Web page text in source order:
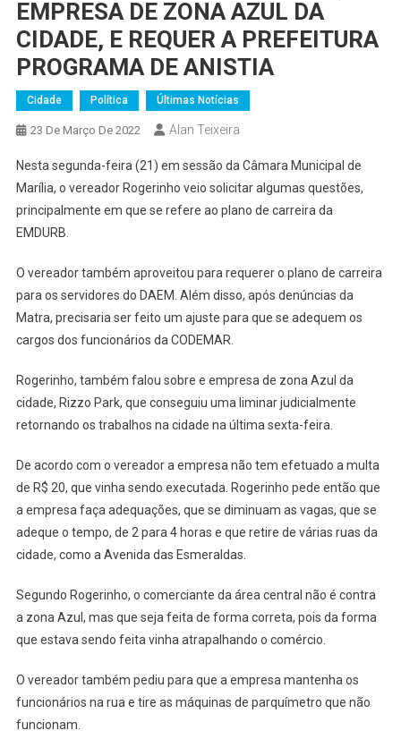
EMPRESA DE ZONA AZUL DA
CIDADE, E REQUER A PREFEITURA
PROGRAMA DE ANISTIA
Cidade Política Últimas Notícias
23 De Março De 2022 Alan Teixeira
Nesta segunda-feira (21) em sessão da Câmara Municipal de
Marília, o vereador Rogerinho veio solicitar algumas questões,
principalmente em que se refere ao plano de carreira da
EMDURB.
O vereador também aproveitou para requerer o plano de carreira
para os servidores do DAEM. Além disso, após denúncias da
Matra, precisaria ser feito um ajuste para que se adequem os
cargos dos funcionários da CODEMAR.
Rogerinho, também falou sobre e empresa de zona Azul da
cidade, Rizzo Park, que conseguiu uma liminar judicialmente
retornando os trabalhos na cidade na última sexta-feira.
De acordo com o vereador a empresa não tem efetuado a multa
de R$ 20, que vinha sendo executada. Rogerinho pede então que
a empresa faça adequações, que se diminuam as vagas, que se
adeque o tempo, de 2 para 4 horas e que retire de várias ruas da
cidade, como a Avenida das Esmeraldas.
Segundo Rogerinho, o comerciante da área central não é contra
a zona Azul, mas que seja feita de forma correta, pois da forma
que estava sendo feita vinha atrapalhando o comércio.
O vereador também pediu para que a empresa mantenha os
funcionários na rua e tire as máquinas de parquímetro que não
funcionam.